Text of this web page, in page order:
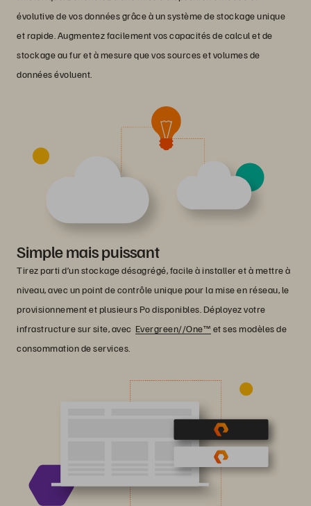
évolutive de vos données grâce à un système de stockage unique
et rapide. Augmentez facilement vos capacités de calcul et de
stockage au fur et à mesure que vos sources et volumes de
données évoluent.
Simple mais puissant
Tirez parti d’un stockage désagrégé, facile à installer et à mettre à
niveau, avec un point de contrôle unique pour la mise en réseau, le
provisionnement et plusieurs Po disponibles. Déployez votre
infrastructure sur site, avec Evergreen//One™ et ses modèles de
consommation de services.